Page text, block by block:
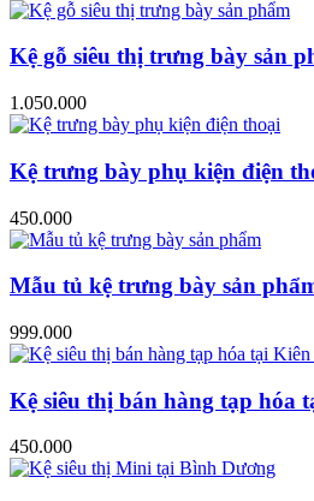
Kệ gỗ siêu thị trưng bày sản
1.050.000
Kệ trưng bày phụ kiện điện
450.000
Mẫu tủ kệ trưng bày sản
999.000
Kệ siêu thị bán hàng tạp hóa
450.000